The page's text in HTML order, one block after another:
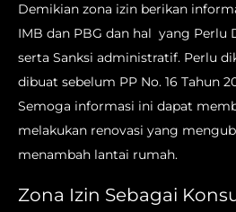
Demikian zona izin berikan
IMB dan PBG dan hal yang Perlu
serta Sanksi administratif. Perlu
dibuat sebelum PP No. 16 Tahun
Semoga informasi ini dapat
melakukan renovasi yang
menambah lantai rumah.
Zona Izin Sebagai